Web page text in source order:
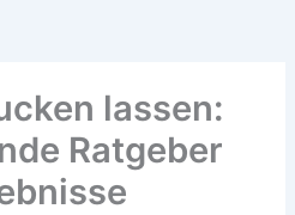
lassen:
Ratgeber